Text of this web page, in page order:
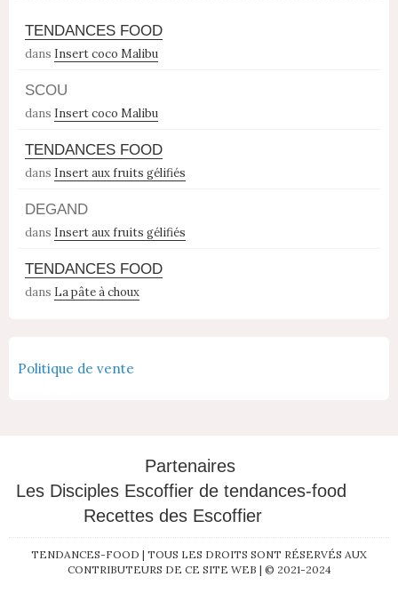
TENDANCES FOOD
dans Insert coco Malibu
SCOU
dans Insert coco Malibu
TENDANCES FOOD
dans Insert aux fruits gélifiés
DEGAND
dans Insert aux fruits gélifiés
TENDANCES FOOD
dans La pâte à choux
Politique de vente
Partenaires
Les Disciples Escoffier de tendances-food
Recettes des Escoffier
TENDANCES-FOOD | TOUS LES DROITS SONT RÉSERVÉS AUX
CONTRIBUTEURS DE CE SITE WEB | © 2021-2024